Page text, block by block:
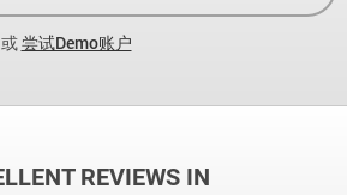
或尝试Demo账户
REVIEWS IN